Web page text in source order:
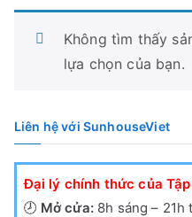
Không tìm thấy
lựa chọn của bạn.
Liên hệ với SunhouseViet
Đại lý chính thức của
🕗 Mở cửa:8h sáng – 21h